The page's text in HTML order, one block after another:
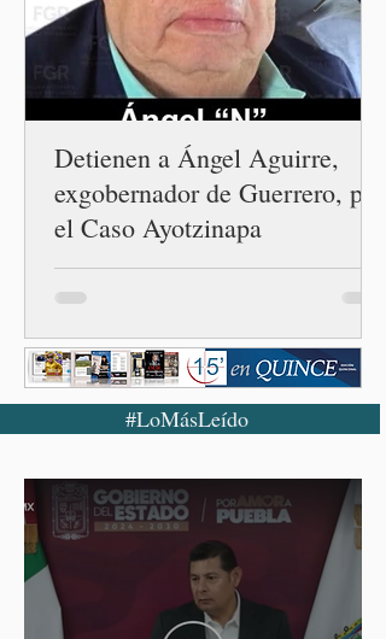
Detienen a Ángel Aguirre,
exgobernador de Guerrero, por
el Caso Ayotzinapa
#LoMásLeído